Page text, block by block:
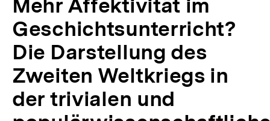
Unterricht
APuZ
45/1980
bpb.de
Mehr Affektivität im
Geschichtsunterricht?
Die Darstellung des
Zweiten Weltkriegs in
der trivialen und